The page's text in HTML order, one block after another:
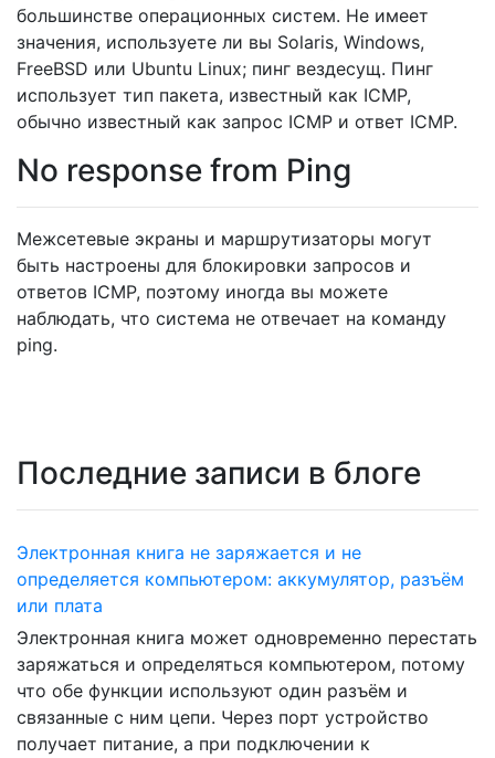
большинстве операционных систем. Не имеет
значения, используете ли вы Solaris, Windows,
FreeBSD или Ubuntu Linux; пинг вездесущ. Пинг
использует тип пакета, известный как ICMP,
обычно известный как запрос ICMP и ответ ICMP.
No response from Ping
Межсетевые экраны и маршрутизаторы могут
быть настроены для блокировки запросов и
ответов ICMP, поэтому иногда вы можете
наблюдать, что система не отвечает на команду
ping.
Последние записи в блоге
Электронная книга не заряжается и не
определяется компьютером: аккумулятор, разъём
или плата
Электронная книга может одновременно перестать
заряжаться и определяться компьютером, потому
что обе функции используют один разъём и
связанные с ним цепи. Через порт устройство
получает питание, а при подключении к